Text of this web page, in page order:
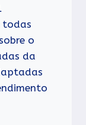
todas
o
da